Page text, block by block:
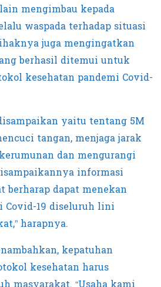
mengimbau kepada
waspada terhadap situasi
juga mengingatkan
berhasil ditemui untuk
kesehatan pandemi Covid-
yaitu tentang 5M
tangan, menjaga jarak
dan mengurangi
informasi
berharap dapat menekan
Covid-19 diseluruh lini
harapnya.
kepatuhan
kesehatan harus